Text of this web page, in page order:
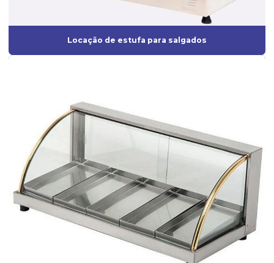
Locação de estufa para salgados